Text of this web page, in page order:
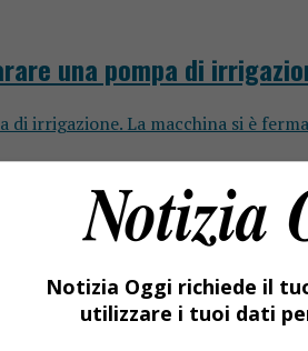
una pompa di
irrigazione. La macchina si è
Notizia Oggi richiede il
utilizzare i tuoi dati